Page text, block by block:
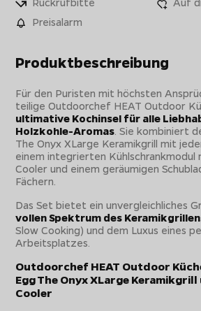
Preisalarm
Produktbeschreibung
Für den Puristen mit höchsten
teilige Outdoorchef HEAT Outdoor
ultimative Kochinsel für alle
Holzkohle-Aromas . Sie kombiniert
The Onyx XLarge Keramikgrill mit
einem integrierten Kühlschrankmodul
Cooler und einem geräumigen
Fächern.
Das Set bietet ein unvergleichliches
vollen Spektrum des
Slow Cooking) und dem Luxus eines
Arbeitsplatzes.
Outdoorchef HEAT Outdoor
Egg The Onyx XLarge Keramikgrill
Cooler